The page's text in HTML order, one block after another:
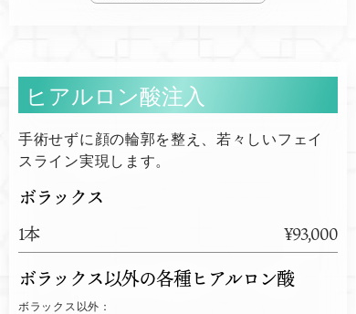
ヒアルロン酸注入
手術せずに顔の輪郭を整え、若々しいフェイ
スライン実現します。
ボラックス
1本 ¥93,000
ボラックス以外の各種ヒアルロン酸
ボラックス以外：